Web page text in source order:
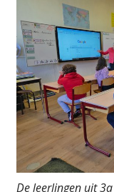
De leerlingen uit